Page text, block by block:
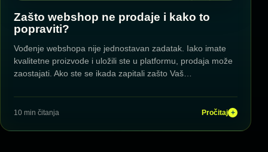
Zašto webshop ne prodaje i kako to
popraviti?
Vođenje webshopa nije jednostavan zadatak. Iako imate
kvalitetne proizvode i uložili ste u platformu, prodaja može
zaostajati. Ako ste se ikada zapitali zašto Vaš…
10 min čitanja Pročitaj +